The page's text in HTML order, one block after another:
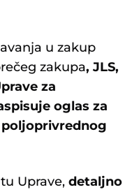
u zakup
zakupa, JLS,
za
oglas za
Uprave,detaljno